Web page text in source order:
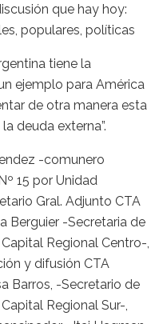
que hay hoy:
populares, políticas
tiene la
ejemplo para América
de otra manera esta
deuda externa”.
-comunero
15 por Unidad
Gral. Adjunto CTA
Berguier -Secretaria de
Regional Centro-,
y difusión CTA
Barros, -Secretario de
Regional Sur-,